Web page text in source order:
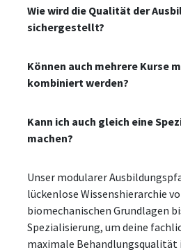
Wie wird die Qualität der
sichergestellt?
Können auch mehrere Kurse
kombiniert werden?
Kann ich auch gleich eine
machen?
Unser modularer
lückenlose Wissenshierarchie
biomechanischen Grundlagen
Spezialisierung, um deine
maximale Behandlungsqualität